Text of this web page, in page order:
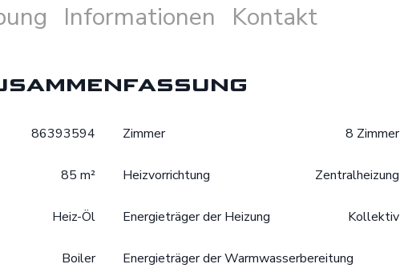
Informationen Kontakt
86393594 Zimmer 8 Zimmer
85 m² Heizvorrichtung Zentralheizung
Heiz-Öl Energieträger der Heizung Kollektiv
Boiler
Energieträger der Warmwasserbereitung